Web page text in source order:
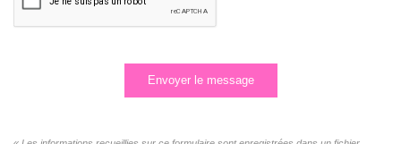
Envoyer le message